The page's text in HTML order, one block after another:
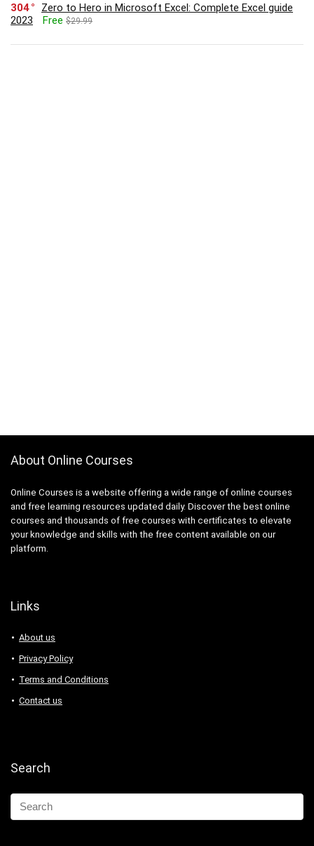
304
Zero to Hero in Microsoft Excel: Complete Excel guide
2023
Free $29.99
About Online Courses
Online Courses is a website offering a wide range of online courses
and free learning resources updated daily. Discover the best online
courses and thousands of free courses with certificates to elevate
your knowledge and skills with the free content available on our
platform.
Links
About us
Privacy Policy
Terms and Conditions
Contact us
Search